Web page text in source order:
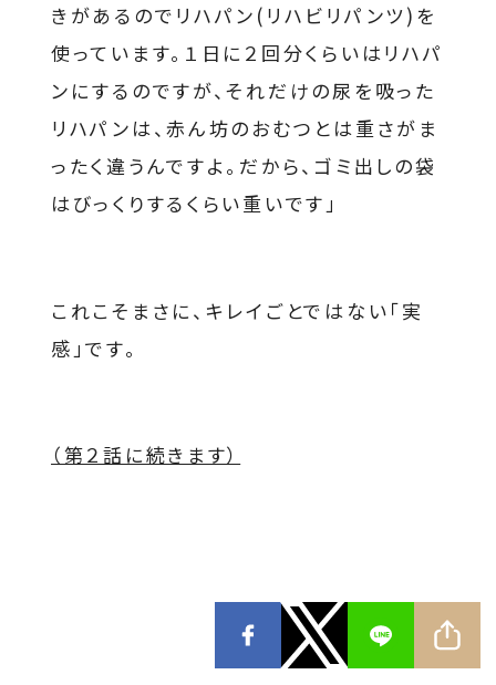
きがあるのでリハパン(リハビリパンツ)を
使っています。１日に２回分くらいはリハパ
ンにするのですが、それだけの尿を吸った
リハパンは、赤ん坊のおむつとは重さがま
ったく違うんですよ。だから、ゴミ出しの袋
はびっくりするくらい重いです」
これこそまさに、キレイごとではない「実
感」です。
（第２話に続きます）